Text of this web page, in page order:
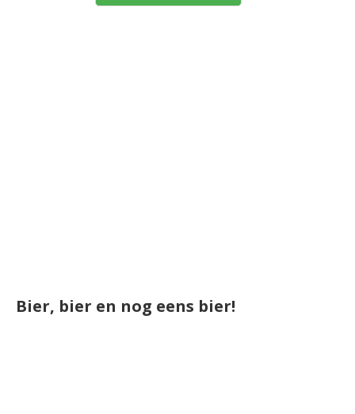
Bier, bier en nog eens bier!